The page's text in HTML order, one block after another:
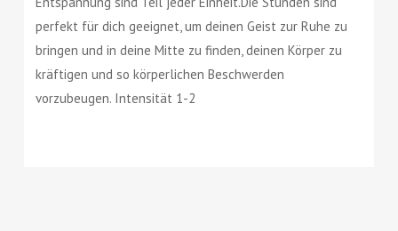
perfekt für dich geeignet, um deinen Geist zur Ruhe zu
bringen und in deine Mitte zu finden, deinen Körper zu
kräftigen und so körperlichen Beschwerden
vorzubeugen. Intensität 1-2